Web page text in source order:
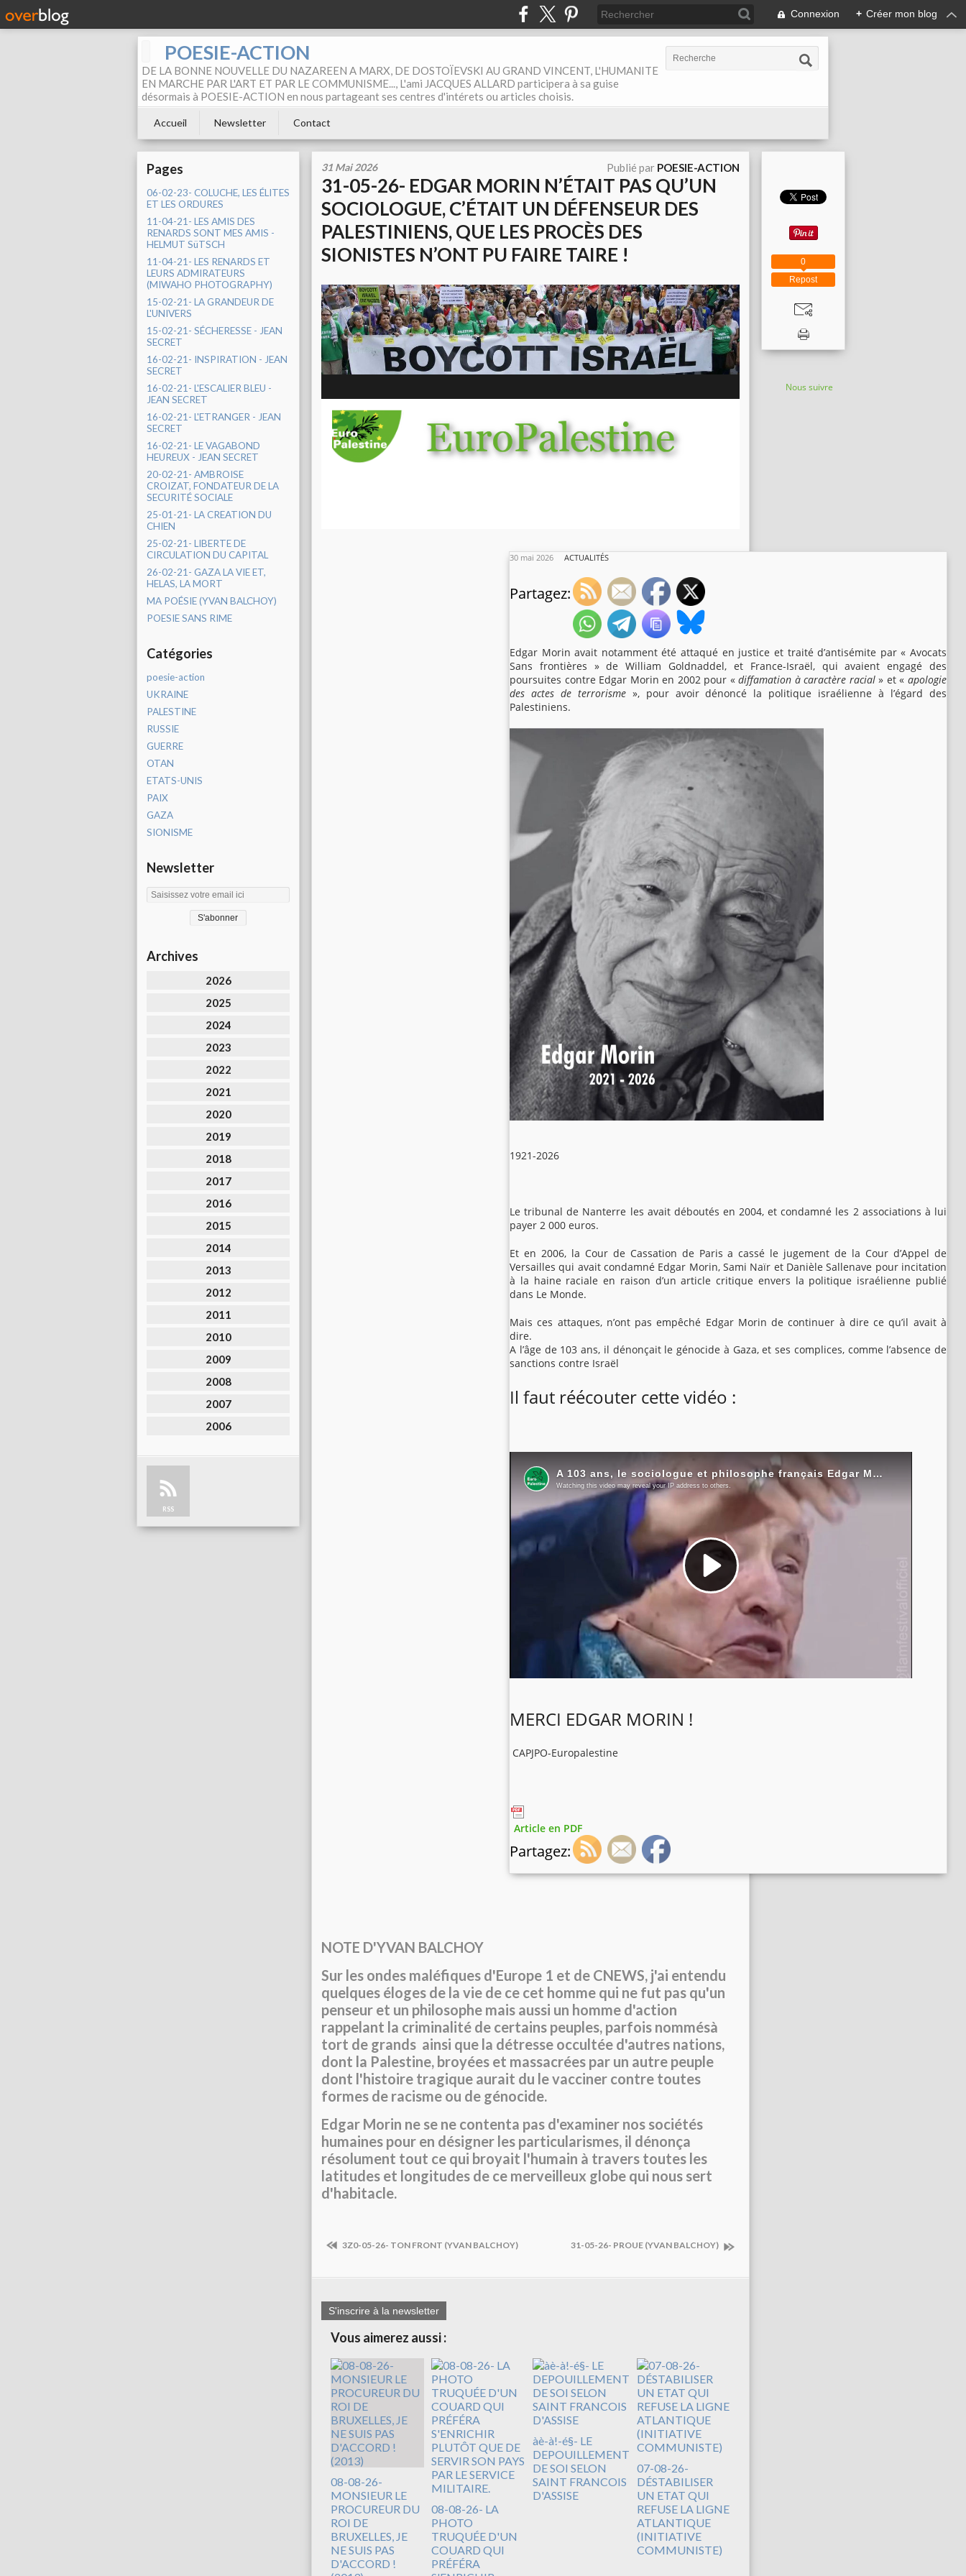
Connexion + Créer mon blog
POESIE-ACTION
DE LA BONNE NOUVELLE DU NAZAREEN A MARX, DE DOSTOÏEVSKI AU GRAND VINCENT, L'HUMANITE
EN MARCHE PAR L'ART ET PAR LE COMMUNISME..., L'ami JACQUES ALLARD participera à sa guise
désormais à POESIE-ACTION en nous partageant ses centres d'intérets ou articles choisis.
Accueil Newsletter Contact
Pages
06-02-23- COLUCHE, LES ÉLITES
ET LES ORDURES
11-04-21- LES AMIS DES
RENARDS SONT MES AMIS -
HELMUT SüTSCH
11-04-21- LES RENARDS ET
LEURS ADMIRATEURS
(MIWAHO PHOTOGRAPHY)
15-02-21- LA GRANDEUR DE
L'UNIVERS
15-02-21- SÉCHERESSE - JEAN
SECRET
16-02-21- INSPIRATION - JEAN
SECRET
16-02-21- L'ESCALIER BLEU -
JEAN SECRET
16-02-21- L'ETRANGER - JEAN
SECRET
16-02-21- LE VAGABOND
HEUREUX - JEAN SECRET
20-02-21- AMBROISE
CROIZAT, FONDATEUR DE LA
SECURITÉ SOCIALE
25-01-21- LA CREATION DU
CHIEN
25-02-21- LIBERTE DE
CIRCULATION DU CAPITAL
26-02-21- GAZA LA VIE ET,
HELAS, LA MORT
MA POÉSIE (YVAN BALCHOY)
POESIE SANS RIME
Catégories
poesie-action
UKRAINE
PALESTINE
RUSSIE
GUERRE
OTAN
ETATS-UNIS
PAIX
GAZA
SIONISME
Newsletter
Archives
2026
2025
2024
2023
2022
2021
2020
2019
2018
2017
2016
2015
2014
2013
2012
2011
2010
2009
2008
2007
2006
RSS
31 Mai 2026 Publié par POESIE-ACTION
31-05-26- EDGAR MORIN N’ÉTAIT PAS QU’UN
SOCIOLOGUE, C’ÉTAIT UN DÉFENSEUR DES
PALESTINIENS, QUE LES PROCÈS DES
SIONISTES N’ONT PU FAIRE TAIRE !
Nous suivre
30 mai 2026 ACTUALITÉS
Partagez:
Edgar Morin avait notamment été attaqué en justice et traité d’antisémite par « Avocats
Sans frontières » de William Goldnaddel, et France-Israël, qui avaient engagé des
poursuites contre Edgar Morin en 2002 pour «diffamation à caractère racial» et «apologie
des actes de terrorisme», pour avoir dénoncé la politique israélienne à l’égard des
Palestiniens.
1921-2026
Le tribunal de Nanterre les avait déboutés en 2004, et condamné les 2 associations à lui
payer 2 000 euros.
Et en 2006, la Cour de Cassation de Paris a cassé le jugement de la Cour d’Appel de
Versailles qui avait condamné Edgar Morin, Sami Naïr et Danièle Sallenave pour incitation
à la haine raciale en raison d’un article critique envers la politique israélienne publié
dans Le Monde.
Mais ces attaques, n’ont pas empêché Edgar Morin de continuer à dire ce qu’il avait à
dire.
A l’âge de 103 ans, il dénonçait le génocide à Gaza, et ses complices, comme l’absence de
sanctions contre Israël
Il faut réécouter cette vidéo :
MERCI EDGAR MORIN !
CAPJPO-Europalestine
Article en PDF
Partagez:
NOTE D'YVAN BALCHOY
Sur les ondes maléfiques d'Europe 1 et de CNEWS, j'ai entendu
quelques éloges de la vie de ce cet homme qui ne fut pas qu'un
penseur et un philosophe mais aussi un homme d'action
rappelant la criminalité de certains peuples, parfois nommésà
tort de grands ainsi que la détresse occultée d'autres nations,
dont la Palestine, broyées et massacrées par un autre peuple
dont l'histoire tragique aurait du le vacciner contre toutes
formes de racisme ou de génocide.
Edgar Morin ne se ne contenta pas d'examiner nos sociétés
humaines pour en désigner les particularismes, il dénonça
résolument tout ce qui broyait l'humain à travers toutes les
latitudes et longitudes de ce merveilleux globe qui nous sert
d'habitacle.
3Z0-05-26- TON FRONT (YVAN BALCHOY) 31-05-26- PROUE (YVAN BALCHOY)
S'inscrire à la newsletter
Vous aimerez aussi :
08-08-26-
MONSIEUR LE
PROCUREUR DU
ROI DE
BRUXELLES, JE
NE SUIS PAS
D'ACCORD !
08-08-26- LA
PHOTO
TRUQUÉE D'UN
COUARD QUI
PRÉFÉRA
àè-à!-é§- LE
DEPOUILLEMENT
DE SOI SELON
SAINT FRANCOIS
D'ASSISE
07-08-26-
DÉSTABILISER
UN ETAT QUI
REFUSE LA LIGNE
ATLANTIQUE
(INITIATIVE
COMMUNISTE)
Repost
0